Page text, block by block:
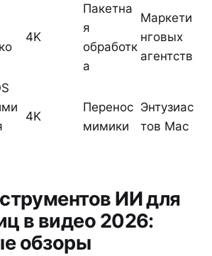
4K
Пакетна
я
обработк
а
Маркети
нговых
агентств
4K
Перенос
мимики
Энтузиас
тов Mac
ИИ для
в видео 2026:
обзоры